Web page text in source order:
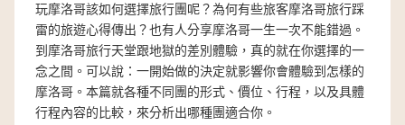
玩摩洛哥該如何選擇旅行團呢？為何有些旅客摩洛哥旅行踩
雷的旅遊心得傳出？也有人分享摩洛哥一生一次不能錯過。
到摩洛哥旅行天堂跟地獄的差別體驗，真的就在你選擇的一
念之間。可以說：一開始做的決定就影響你會體驗到怎樣的
摩洛哥。本篇就各種不同團的形式、價位、行程，以及具體
行程內容的比較，來分析出哪種團適合你。